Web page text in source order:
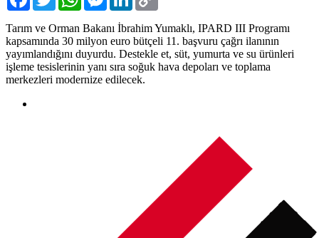
Tarım ve Orman Bakanı İbrahim Yumaklı, IPARD III Programı
kapsamında 30 milyon euro bütçeli 11. başvuru çağrı ilanının
yayımlandığını duyurdu. Destekle et, süt, yumurta ve su ürünleri
işleme tesislerinin yanı sıra soğuk hava depoları ve toplama
merkezleri modernize edilecek.